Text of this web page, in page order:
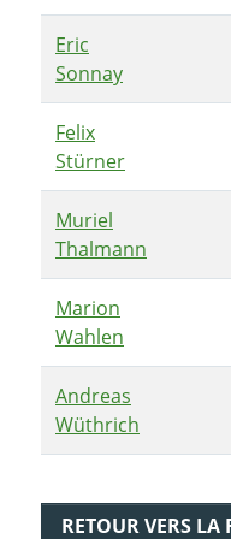
Eric
Sonnay
Felix
Stürner
Muriel
Thalmann
Marion
Wahlen
Andreas
Wüthrich
RETOUR VERS